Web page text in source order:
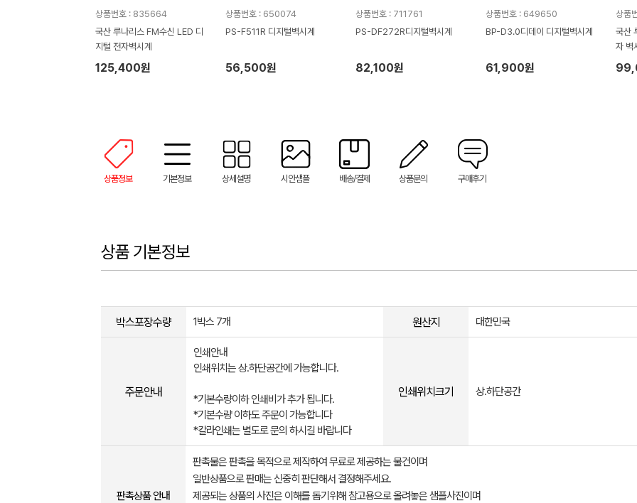
상품번호 : 835664
국산 루나리스 FM수신 LED 디
지털 전자벽시계
125,400원
상품번호 : 650074
PS-F511R 디지털벽시계
56,500원
상품번호 : 711761
PS-DF272R디지털벽시계
82,100원
상품번호 : 649650
BP-D3.0디데이 디지털벽시계
61,900원
상품
국산
자 벽
상품정보 기본정보 상세설명 시안샘플 배송/결제 상품문의 구매후기
상품 기본정보
박스포장수량 1박스 7개 원산지 대한민국
주문안내
인쇄안내
인쇄위치는 상.하단공간에 가능합니다.
*기본수량이하 인쇄비가 추가 됩니다.
*기본수량 이하도 주문이 가능합니다
*칼라인쇄는 별도로 문의 하시길 바랍니다
인쇄위치크기 상.하단공간
판촉상품 안내
판촉물은 판촉을 목적으로 제작하여 무료로 제공하는 물건이며
일반상품으로 판매는 신중히 판단해서 결정해주세요.
제공되는 상품의 사진은 이해를 돕기위해 참고용으로 올려놓은 샘플사진이며